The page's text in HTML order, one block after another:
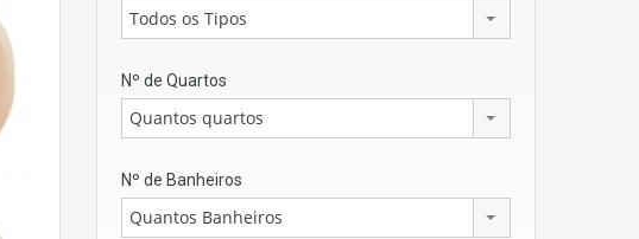
Todos os Tipos
Nº de Quartos
Quantos quartos
Nº de Banheiros
Quantos Banheiros